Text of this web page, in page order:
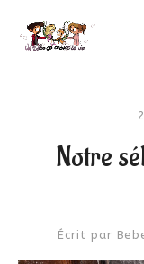
Notre
Écrit par